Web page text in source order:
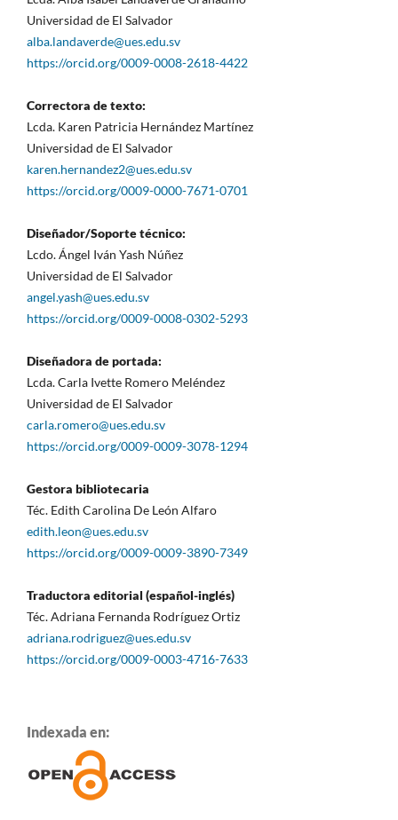
Universidad de El Salvador
alba.landaverde@ues.edu.sv
https://orcid.org/0009-0008-2618-4422
Correctora de texto:
Lcda. Karen Patricia Hernández Martínez
Universidad de El Salvador
karen.hernandez2@ues.edu.sv
https://orcid.org/0009-0000-7671-0701
Diseñador/Soporte técnico:
Lcdo. Ángel Iván Yash Núñez
Universidad de El Salvador
angel.yash@ues.edu.sv
https://orcid.org/0009-0008-0302-5293
Diseñadora de portada:
Lcda. Carla Ivette Romero Meléndez
Universidad de El Salvador
carla.romero@ues.edu.sv
https://orcid.org/0009-0009-3078-1294
Gestora bibliotecaria
Téc. Edith Carolina De León Alfaro
edith.leon@ues.edu.sv
https://orcid.org/0009-0009-3890-7349
Traductora editorial (español-inglés)
Téc. Adriana Fernanda Rodríguez Ortiz
adriana.rodriguez@ues.edu.sv
https://orcid.org/0009-0003-4716-7633
Indexada en: